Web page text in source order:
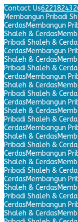
Contact Us
Membangun Pribadi
CerdasMembangun
Shaleh & Cerdas
Pribadi Shaleh &
CerdasMembangun
Shaleh & Cerdas
Pribadi Shaleh &
CerdasMembangun
Shaleh & Cerdas
Pribadi Shaleh &
CerdasMembangun
Shaleh & Cerdas
Pribadi Shaleh &
CerdasMembangun
Shaleh & Cerdas
Pribadi Shaleh &
CerdasMembangun
Shaleh & Cerdas
Pribadi Shaleh &
CerdasMembangun
Shaleh & Cerdas
Pribadi Shaleh &
CerdasMembangun
Shaleh & Cerdas